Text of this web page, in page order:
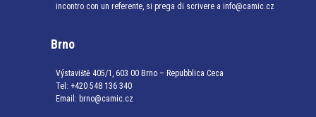
incontro con un referente, si prega di scrivere a info@camic.cz
Brno
Výstaviště 405/1, 603 00 Brno – Repubblica Ceca
Tel: +420 548 136 340
Email: brno@camic.cz